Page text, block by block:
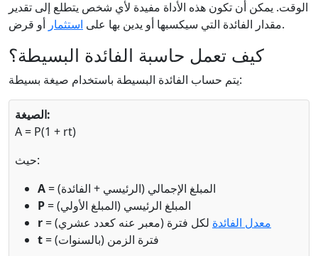
الوقت. يمكن أن تكون هذه الأداة مفيدة لأي شخص يتطلع إلى تقدير
مقدار الفائدة التي سيكسبها أو يدين بها على استثمار أو قرض.
كيف تعمل حاسبة الفائدة البسيطة؟
يتم حساب الفائدة البسيطة باستخدام صيغة بسيطة:
الصيغة:
A = P(1 + rt)
حيث:
A
= المبلغ الإجمالي (الرئيسي + الفائدة)
P
= المبلغ الرئيسي (المبلغ الأولي)
r= معدل الفائدة لكل فترة (معبر عنه كعدد عشري)
t
= فترة الزمن (بالسنوات)